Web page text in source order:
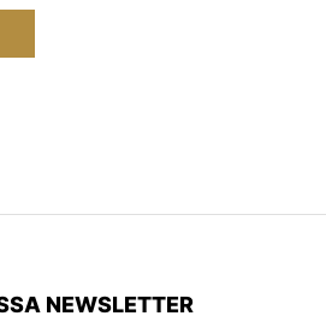
NEWSLETTER